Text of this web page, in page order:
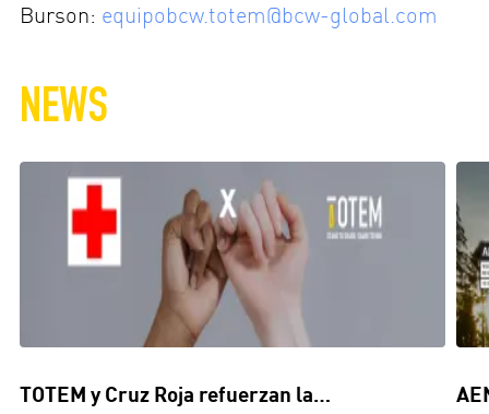
Burson: equipobcw.totem@bcw-global.com
NEWS
TOTEM y Cruz Roja refuerzan la…